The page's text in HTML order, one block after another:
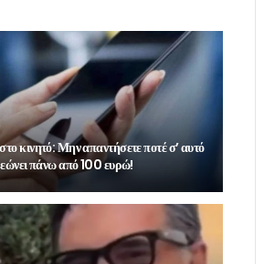
κινητό: Μην απαντήσετε ποτέ σ’ αυτό
πάνω από 100 ευρώ!